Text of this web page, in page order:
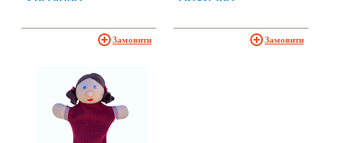
Замовити Замовити